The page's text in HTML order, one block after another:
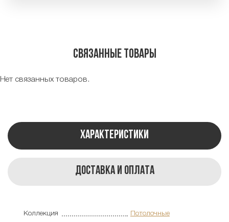
Связанные товары
Нет связанных товаров.
Характеристики
Доставка и оплата
Коллекция
Потолочные